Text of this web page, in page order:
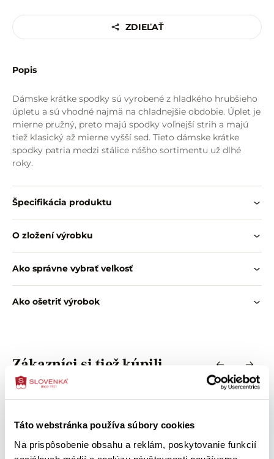
Táto webstránka používa súbory cookies
Na prispôsobenie obsahu a reklám, poskytovanie funkcií
ZDIEĽAŤ
Popis
Dámske krátke spodky sú vyrobené z hladkého hrubšieho
úpletu a sú vhodné najmä na chladnejšie obdobie. Úplet je
mierne pružný, preto majú spodky voľnejší strih a majú
tiež klasický až mierne vyšší sed. Tieto dámske krátke
spodky patria medzi stálice nášho sortimentu už dlhé
roky.
Špecifikácia produktu
O zložení výrobku
Ako správne vybrať veľkosť
Ako ošetriť výrobok
Zákazníci si tiež kúpili